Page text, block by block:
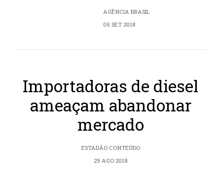
AGÊNCIA BRASIL
05 SET 2018
Importadoras de diesel
ameaçam abandonar
mercado
ESTADÃO CONTEÚDO
29 AGO 2018